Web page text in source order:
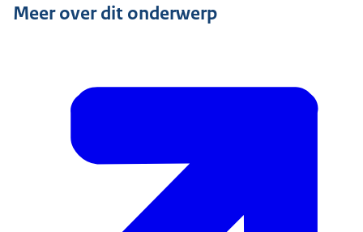
Meer over dit onderwerp